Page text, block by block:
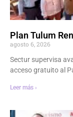
Plan Tulum
agosto 6, 2026
Sectur supervisa
acceso gratuito al
Leer más ›